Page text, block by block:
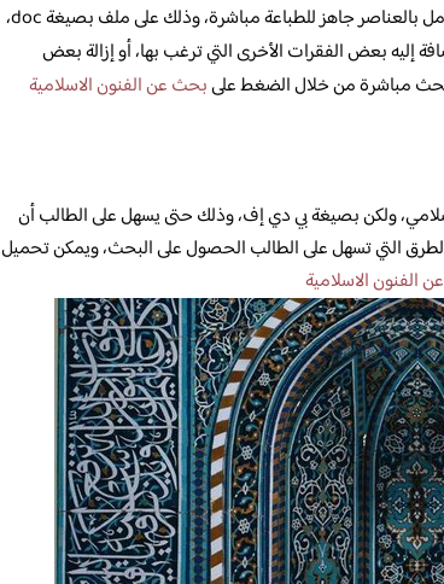
كامل بالعناصر جاهز للطباعة مباشرة، وذلك على ملف بصيغة doc،
إليه بعض الفقرات الأخرى التي ترغب بها، أو إزالة بعض
مباشرة من خلال الضغط علىبحث عن الفنون الاسلامية
ولكن بصيغة بي دي إف، وذلك حتى يسهل على الطالب أن
التي تسهل على الطالب الحصول على البحث، ويمكن تحميل
الفنون الاسلامية